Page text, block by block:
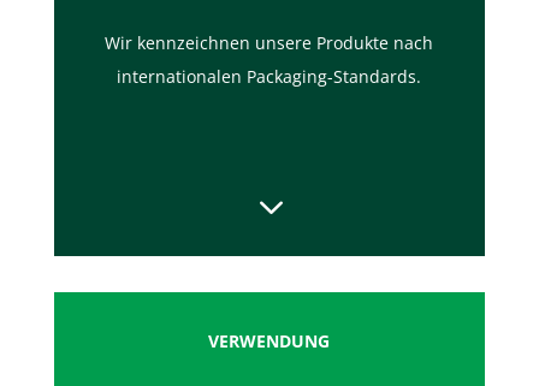
Wir kennzeichnen unsere Produkte nach
internationalen Packaging-Standards.
3
VER­WEND­UNG